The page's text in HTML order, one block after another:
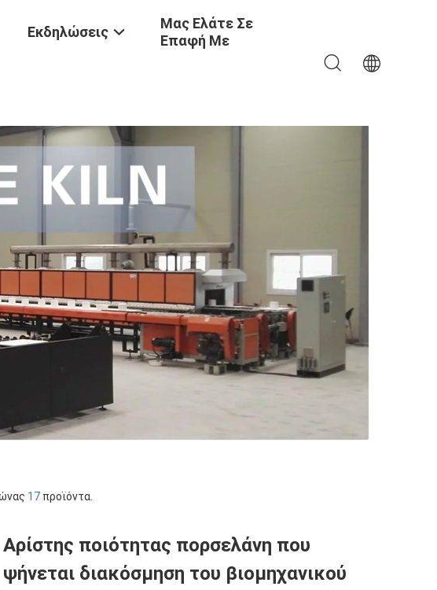
Εκδηλώσεις
Μας Ελάτε Σε
Επαφή Με
17 προϊόντα.
Αρίστης ποιότητας πορσελάνη που
ψήνεται διακόσμηση του βιομηχανικού